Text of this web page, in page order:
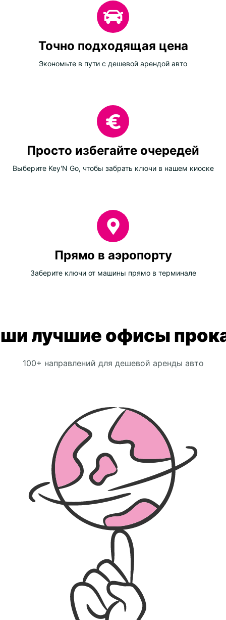
Точно подходящая цена
Экономьте в пути с дешевой арендой авто
Просто избегайте очередей
Выберите Key'N Go, чтобы забрать ключи в нашем киоске
Прямо в аэропорту
Заберите ключи от машины прямо в терминале
лучшие офисы
100+ направлений для дешевой аренды авто